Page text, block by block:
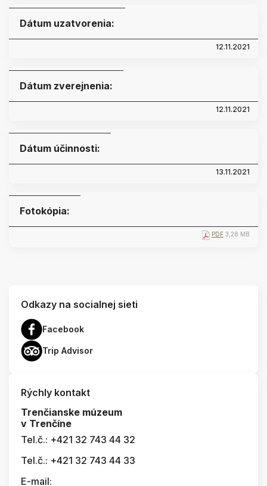
Dátum uzatvorenia:
12.11.2021
Dátum zverejnenia:
12.11.2021
Dátum účinnosti:
13.11.2021
Fotokópia:
PDF 3,28 MB
Odkazy na socialnej sieti
Facebook
Trip Advisor
Rýchly kontakt
Trenčianske múzeum
v Trenčíne
Tel.č.: +421 32 743 44 32
Tel.č.: +421 32 743 44 33
E-mail: